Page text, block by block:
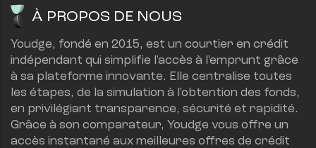
À PROPOS DE NOUS
Youdge, fondé en 2015, est un courtier en crédit
indépendant qui simplifie l'accès à l'emprunt grâce
à sa plateforme innovante. Elle centralise toutes
les étapes, de la simulation à l'obtention des fonds,
en privilégiant transparence, sécurité et rapidité.
Grâce à son comparateur, Youdge vous offre un
accès instantané aux meilleures offres de crédit